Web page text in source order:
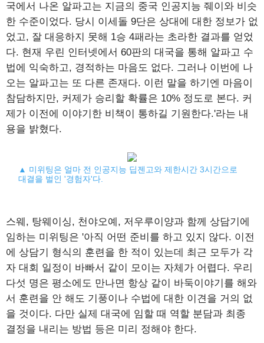
국에서 나온 알파고는 지금의 중국 인공지능 줴이와 비슷
한 수준이었다. 당시 이세돌 9단은 상대에 대한 정보가 없
었고, 잘 대응하지 못해 1승 4패라는 초라한 결과를 얻었
다. 현재 우린 인터넷에서 60판의 대국을 통해 알파고 수
법에 익숙하고, 경적하는 마음도 없다. 그러나 이번에 나
오는 알파고는 또 다른 존재다. 이런 말을 하기엔 마음이
참담하지만, 커제가 승리할 확률은 10% 정도로 본다. 커
제가 이전에 이야기한 비책이 통하길 기원한다.'라는 내
용을 밝혔다.
▲ 미위팅은 얼마 전 인공지능 딥젠고와 제한시간 3시간으로
대결을 벌인 '경험자'다.
스웨, 탕웨이싱, 천야오예, 저우루이양과 함께 상담기에
임하는 미위팅은 '아직 어떤 준비를 하고 있지 않다. 이전
에 상담기 형식의 훈련을 한 적이 있는데 최근 모두가 각
자 대회 일정이 바빠서 같이 모이는 자체가 어렵다. 우리
다섯 명은 평소에도 만나면 항상 같이 바둑이야기를 해와
서 훈련을 안 해도 기풍이나 수법에 대한 이견을 거의 없
을 것이다. 다만 실제 대국에 임할 때 역할 분담과 최종
결정을 내리는 방법 등은 미리 정해야 한다.